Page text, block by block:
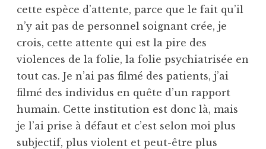
cette espèce d’attente, parce que le fait qu’il
n’y ait pas de personnel soignant crée, je
crois, cette attente qui est la pire des
violences de la folie, la folie psychiatrisée en
tout cas. Je n’ai pas filmé des patients, j’ai
filmé des individus en quête d’un rapport
humain. Cette institution est donc là, mais
je l’ai prise à défaut et c’est selon moi plus
subjectif, plus violent et peut-être plus